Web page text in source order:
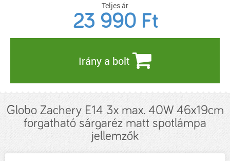
Teljes ár
23 990 Ft
Irány a bolt
Globo Zachery E14 3x max. 40W 46x19cm
forgatható sárgaréz matt spotlámpa
jellemzők